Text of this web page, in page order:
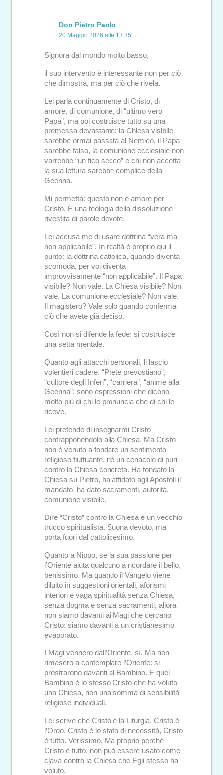
Don Pietro Paolo
20 Maggio 2026 alle 13:35
Signora dal mondo molto basso,
il suo intervento è interessante non per ciò
che dimostra, ma per ciò che rivela.
Lei parla continuamente di Cristo, di
amore, di comunione, di “ultimo vero
Papa”, ma poi costruisce tutto su una
premessa devastante: la Chiesa visibile
sarebbe ormai passata al Nemico, il Papa
sarebbe falso, la comunione ecclesiale non
varrebbe “un fico secco” e chi non accetta
la sua lettura sarebbe complice della
Geenna.
Mi permetta: questo non è amore per
Cristo. È una teologia della dissoluzione
rivestita di parole devote.
Lei accusa me di usare dottrina “vera ma
non applicabile”. In realtà è proprio qui il
punto: la dottrina cattolica, quando diventa
scomoda, per voi diventa
improvvisamente “non applicabile”. Il Papa
visibile? Non vale. La Chiesa visibile? Non
vale. La comunione ecclesiale? Non vale.
Il magistero? Vale solo quando conferma
ciò che avete già deciso.
Così non si difende la fede: si costruisce
una setta mentale.
Quanto agli attacchi personali, li lascio
volentieri cadere. “Prete prevostiano”,
“cultore degli Inferi”, “carriera”, “anime alla
Geenna”: sono espressioni che dicono
molto più di chi le pronuncia che di chi le
riceve.
Lei pretende di insegnarmi Cristo
contrapponendolo alla Chiesa. Ma Cristo
non è venuto a fondare un sentimento
religioso fluttuante, né un cenacolo di puri
contro la Chiesa concreta. Ha fondato la
Chiesa su Pietro, ha affidato agli Apostoli il
mandato, ha dato sacramenti, autorità,
comunione visibile.
Dire “Cristo” contro la Chiesa è un vecchio
trucco spiritualista. Suona devoto, ma
porta fuori dal cattolicesimo.
Quanto a Nippo, se la sua passione per
l’Oriente aiuta qualcuno a ricordare il bello,
benissimo. Ma quando il Vangelo viene
diluito in suggestioni orientali, aforismi
interiori e vaga spiritualità senza Chiesa,
senza dogma e senza sacramenti, allora
non siamo davanti ai Magi che cercano
Cristo: siamo davanti a un cristianesimo
evaporato.
I Magi vennero dall’Oriente, sì. Ma non
rimasero a contemplare l’Oriente: si
prostrarono davanti al Bambino. E quel
Bambino è lo stesso Cristo che ha voluto
una Chiesa, non una somma di sensibilità
religiose individuali.
Lei scrive che Cristo è la Liturgia, Cristo è
l’Ordo, Cristo è lo stato di necessità, Cristo
è tutto. Verissimo. Ma proprio perché
Cristo è tutto, non può essere usato come
clava contro la Chiesa che Egli stesso ha
voluto.